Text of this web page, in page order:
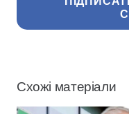
Схожі матеріали